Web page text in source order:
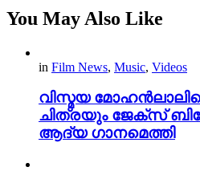
You May Also Like
in Film News, Music, Videos
വിസ്മയ
ചിത്രയും ജേക്സ്
ആദ്യ ഗാനമെത്തി